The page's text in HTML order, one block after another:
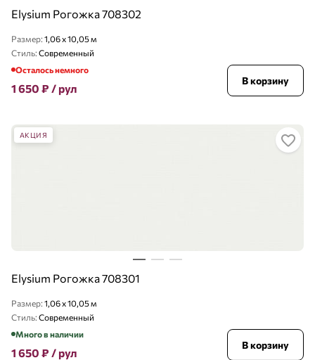
Elysium Рогожка 708302
Размер: 1,06 x 10,05 м
Стиль: Современный
Осталось немного
1 650 ₽ / рул
В корзину
АКЦИЯ
Elysium Рогожка 708301
Размер: 1,06 x 10,05 м
Стиль: Современный
Много в наличии
1 650 ₽ / рул
В корзину